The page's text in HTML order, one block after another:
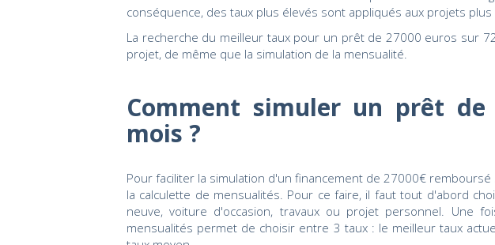
conséquence, des taux plus élevés sont appliqués aux projets
La recherche du meilleur taux pour un prêt de 27000 euros sur
projet, de même que la simulation de la mensualité.
Comment simuler un prêt de
mois ?
Pour faciliter la simulation d'un financement de 27000€
la calculette de mensualités. Pour ce faire, il faut tout d'abord
neuve, voiture d'occasion, travaux ou projet personnel. Une
mensualités permet de choisir entre 3 taux : le meilleur taux